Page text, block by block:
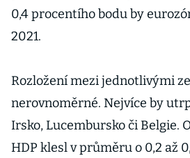
0,4 procentího bodu by
2021.
Rozložení mezi jednotlivými
nerovnoměrné. Nejvíce by
Irsko, Lucembursko či Belgie.
HDP klesl v průměru o 0,2 až